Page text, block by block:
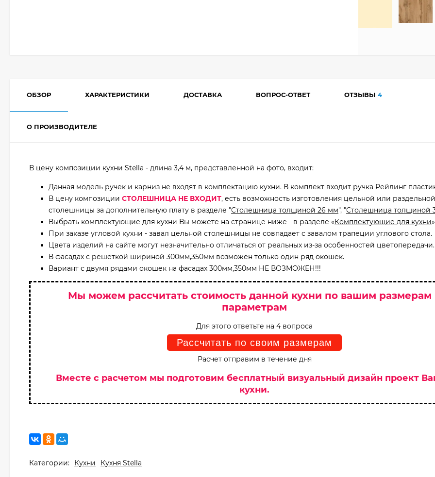
ОБЗОР ХАРАКТЕРИСТИКИ ДОСТАВКА ВОПРОС-ОТВЕТ ОТЗЫВЫ 4
О ПРОИЗВОДИТЕЛЕ
В цену композиции кухни Stella - длина 3,4 м, представленной на фото, входит:
Данная модель ручек и карниз не входят в комплектацию кухни. В комплект входит ручка Рейлинг
В цену композиции СТОЛЕШНИЦА НЕ ВХОДИТ, есть возможность изготовления цельной или раздельной
столешницы за дополнительную плату в разделе "Столешница толщиной 26 мм", "Столешница толщиной
Выбрать комплектующие для кухни Вы можете на странице ниже - в разделе «Комплектующие для кухни»
При заказе угловой кухни - завал цельной столешницы не совпадает с завалом трапеции углового стола.
Цвета изделий на сайте могут незначительно отличаться от реальных из-за особенностей цветопередачи.
В фасадах с решеткой шириной 300мм,350мм возможен только один ряд окошек.
Вариант с двумя рядами окошек на фасадах 300мм,350мм НЕ ВОЗМОЖЕН!!!
Мы можем рассчитать стоимость данной кухни по вашим размерам
параметрам
Для этого ответьте на 4 вопроса
Рассчитать по своим размерам
Расчет отправим в течение дня
Вместе с расчетом мы подготовим бесплатный визуальный дизайн проект
кухни.
Категории: Кухни Кухня Stella